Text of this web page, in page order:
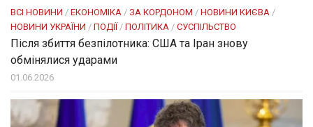
ВСІ НОВИНИ / ЕКОНОМІКА / ЗА КОРДОНОМ / НОВИНИ КИЄВА /
НОВИНИ УКРАЇНИ / ПОДІЇ/ ПОЛІТИКА / СУСПІЛЬСТВО
Після збиття безпілотника: США та Іран знову
обмінялися ударами
01.06.2026